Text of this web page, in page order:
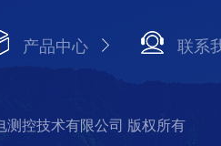
产品中心 联系
控技术有限公司 版权所有